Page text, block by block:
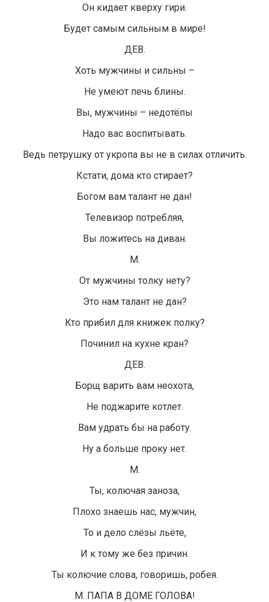
Он кидает кверху гири.
Будет самым сильным в мире!
ДЕВ.
Хоть мужчины и сильны –
Не умеют печь блины.
Вы, мужчины – недотёпы
Надо вас воспитывать.
Ведь петрушку от укропа вы не в силах отличить.
Кстати, дома кто стирает?
Богом вам талант не дан!
Телевизор потребляя,
Вы ложитесь на диван.
М.
От мужчины толку нету?
Это нам талант не дан?
Кто прибил для книжек полку?
Починил на кухне кран?
ДЕВ.
Борщ варить вам неохота,
Не поджарите котлет.
Вам удрать бы на работу.
Ну а больше проку нет.
М.
Ты, колючая заноза,
Плохо знаешь нас, мужчин,
То и дело слёзы льёте,
И к тому же без причин.
Ты колючие слова, говоришь, робея.
М. ПАПА В ДОМЕ ГОЛОВА!